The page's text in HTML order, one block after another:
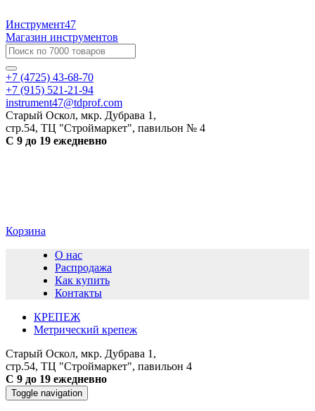
Инструмент47
Магазин инструментов
+7 (4725) 43-68-70
+7 (915) 521-21-94
instrument47@tdprof.com
Старый Оскол, мкр. Дубрава 1,
стр.54, ТЦ "Строймаркет", павильон № 4
С 9 до 19 ежедневно
Корзина
О нас
Распродажа
Как купить
Контакты
КРЕПЕЖ
Метрический крепеж
Старый Оскол, мкр. Дубрава 1,
стр.54, ТЦ "Строймаркет", павильон 4
С 9 до 19 ежедневно
Toggle navigation